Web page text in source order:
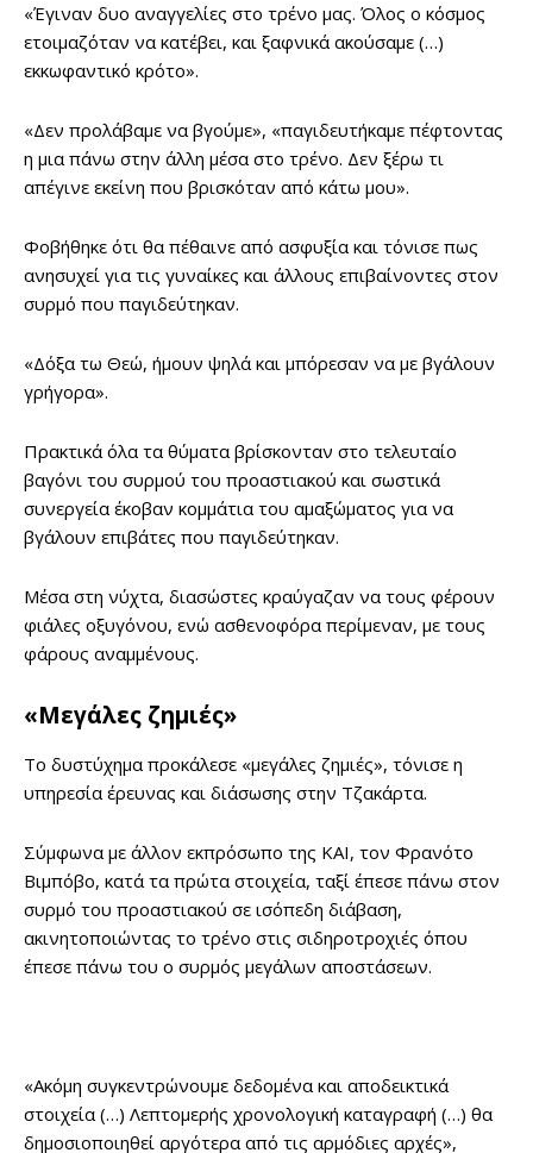
«Έγιναν δυο αναγγελίες στο τρένο μας. Όλος ο κόσμος
ετοιμαζόταν να κατέβει, και ξαφνικά ακούσαμε (…)
εκκωφαντικό κρότο».
«Δεν προλάβαμε να βγούμε», «παγιδευτήκαμε πέφτοντας
η μια πάνω στην άλλη μέσα στο τρένο. Δεν ξέρω τι
απέγινε εκείνη που βρισκόταν από κάτω μου».
Φοβήθηκε ότι θα πέθαινε από ασφυξία και τόνισε πως
ανησυχεί για τις γυναίκες και άλλους επιβαίνοντες στον
συρμό που παγιδεύτηκαν.
«Δόξα τω Θεώ, ήμουν ψηλά και μπόρεσαν να με βγάλουν
γρήγορα».
Πρακτικά όλα τα θύματα βρίσκονταν στο τελευταίο
βαγόνι του συρμού του προαστιακού και σωστικά
συνεργεία έκοβαν κομμάτια του αμαξώματος για να
βγάλουν επιβάτες που παγιδεύτηκαν.
Μέσα στη νύχτα, διασώστες κραύγαζαν να τους φέρουν
φιάλες οξυγόνου, ενώ ασθενοφόρα περίμεναν, με τους
φάρους αναμμένους.
«Μεγάλες ζημιές»
Το δυστύχημα προκάλεσε «μεγάλες ζημιές», τόνισε η
υπηρεσία έρευνας και διάσωσης στην Τζακάρτα.
Σύμφωνα με άλλον εκπρόσωπο της KAI, τον Φρανότο
Βιμπόβο, κατά τα πρώτα στοιχεία, ταξί έπεσε πάνω στον
συρμό του προαστιακού σε ισόπεδη διάβαση,
ακινητοποιώντας το τρένο στις σιδηροτροχιές όπου
έπεσε πάνω του ο συρμός μεγάλων αποστάσεων.
«Ακόμη συγκεντρώνουμε δεδομένα και αποδεικτικά
στοιχεία (…) Λεπτομερής χρονολογική καταγραφή (…) θα
δημοσιοποιηθεί αργότερα από τις αρμόδιες αρχές»,